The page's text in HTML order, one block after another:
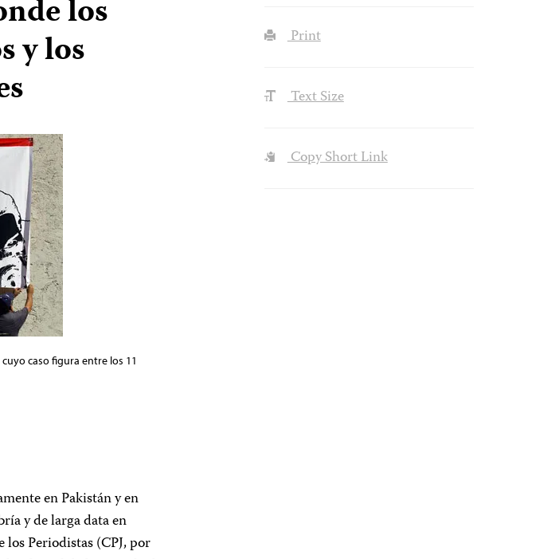
los
y los
caso figura entre los 11
en Pakistán y en
y de larga data en
los Periodistas (CPJ, por
Print
Text Size
Copy Short Link